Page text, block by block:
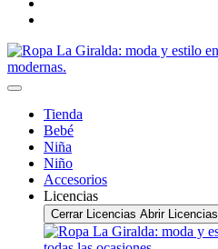
Tienda
Bebé
Niña
Niño
Accesorios
Licencias
Cerrar Licencias Abrir Licencias